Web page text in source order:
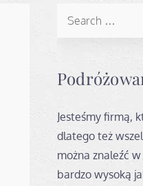
Jesteśmy firmą,
dlatego też
można znaleźć
bardzo wysoką